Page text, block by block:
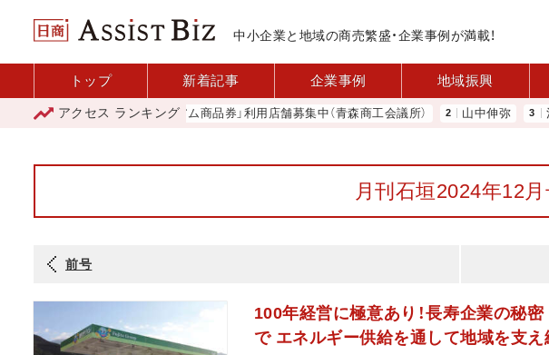
中小企業と地域の商売繁盛・企業事例が満載！
トップ 新着記事 企業事例 地域振興
アクセス ランキング
「青森市プレミアム商品券」利用店舗募集中（青森商工会議所） 山中伸弥 河内 大和
月刊石垣2024年12月
前号
100年経営に極意あり！長寿企業の秘
で エネルギー供給を通して地域を支え